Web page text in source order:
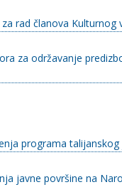
rad članova Kulturnog
za održavanje
programa
javne površine na